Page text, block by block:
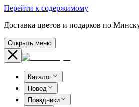
Перейти к содержимому
Доставка цветов и подарков по
Открыть меню
Каталог
Повод
Праздники